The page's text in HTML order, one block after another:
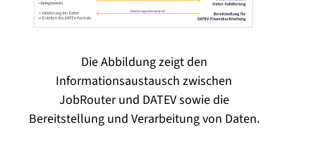
Die Abbildung zeigt den
Informationsaustausch zwischen
JobRouter und DATEV sowie die
Bereitstellung und Verarbeitung von Daten.